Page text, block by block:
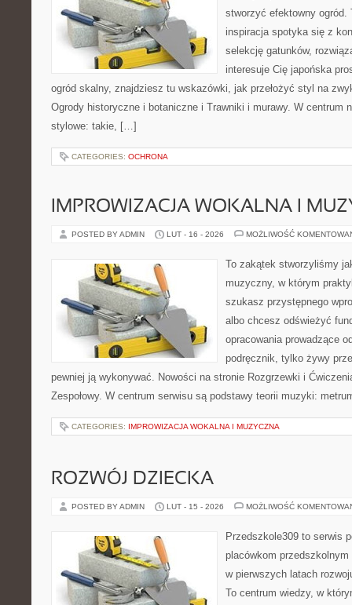
stworzyć efektowny ogród.
inspiracja spotyka się z
selekcję gatunków,
interesuje Cię japońska
ogród skalny, znajdziesz tu wskazówki, jak przełożyć styl na
Ogrody historyczne i botaniczne i Trawniki i murawy. W centrum
stylowe: takie, […]
CATEGORIES: OCHRONA
IMPROWIZACJA WOKALNA I
POSTED BY ADMIN LUT - 16 - 2026 MOŻLIWOŚĆ
To zakątek stworzyliśmy
muzyczny, w którym
szukasz przystępnego
albo chcesz odświeżyć
opracowania prowadzące
podręcznik, tylko żywy
pewniej ją wykonywać. Nowości na stronie Rozgrzewki i
Zespołowy. W centrum serwisu są podstawy teorii muzyki:
CATEGORIES: IMPROWIZACJA WOKALNA I MUZYCZNA
ROZWÓJ DZIECKA
POSTED BY ADMIN LUT - 15 - 2026 MOŻLIWOŚĆ
Przedszkole309 to serwis
placówkom
w pierwszych latach
To centrum wiedzy, w